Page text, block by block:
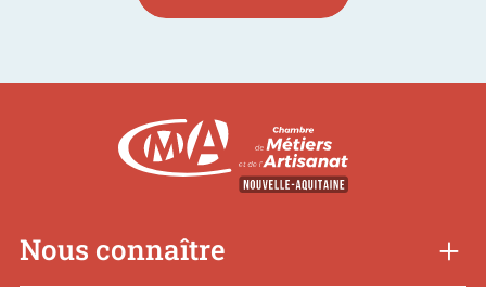
Nous connaître